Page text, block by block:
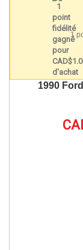
1
1990